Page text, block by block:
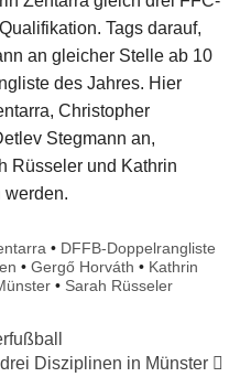
Tags darauf,
an gleicher Stelle ab 10
des Jahres. Hier
Christopher
Stegmann an,
Rüsseler und Kathrin
werden.
• DFFB-Doppelrangliste
• Gergő Horváth • Kathrin
• Sarah Rüsseler
Disziplinen in Münster